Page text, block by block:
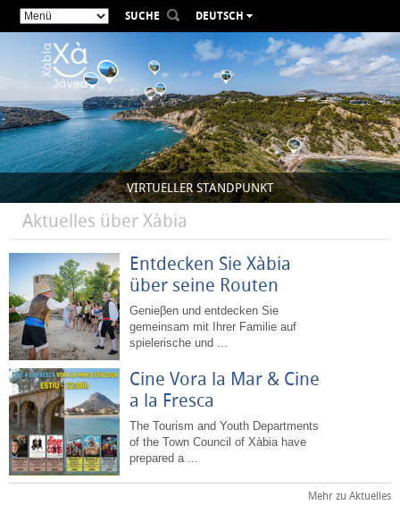
SUCHE
DEUTSCH
ESPAÑOL
VALENCIÀ
ENGLISH
FRANÇAIS
РУССКИЙ
VIRTUELLER STANDPUNKT
Aktuelles über Xàbia
Entdecken Sie Xàbia
über seine Routen
Genieβen und entdecken Sie
gemeinsam mit Ihrer Familie auf
spielerische und ...
Cine Vora la Mar & Cine
a la Fresca
The Tourism and Youth Departments
of the Town Council of Xàbia have
prepared a ...
Mehr zu Aktuelles